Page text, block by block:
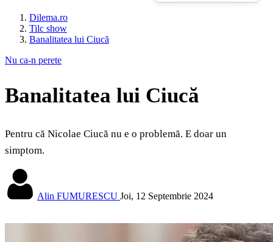
Dilema.ro
Tilc show
Banalitatea lui Ciucă
Nu ca-n perete
Banalitatea lui Ciucă
Pentru că Nicolae Ciucă nu e o problemă. E doar un
simptom.
Alin FUMURESCU Joi, 12 Septembrie 2024